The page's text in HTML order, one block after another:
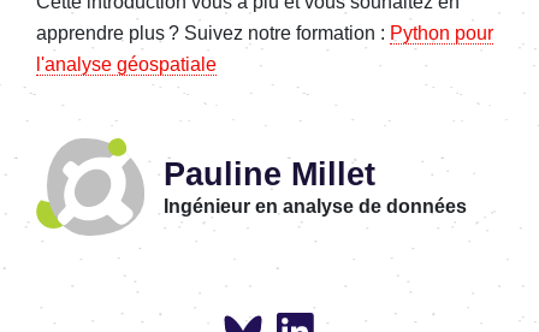
apprendre plus ? Suivez notre formation : Python pour
l'analyse géospatiale
Pauline Millet
Ingénieur en analyse de données